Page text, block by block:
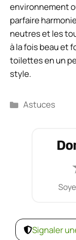
environnement
parfaire
neutres et les
à la fois beau et
toilettes en un
style.
Catégories
Astuces
Signaler